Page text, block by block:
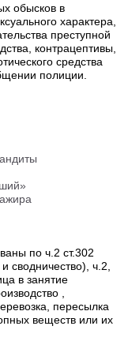
обысков в
характера,
преступной
контрацептивы,
средства
полиции.
по ч.2 ст.302
сводничество), ч.2,
в занятие
,
пересылка
веществ или их